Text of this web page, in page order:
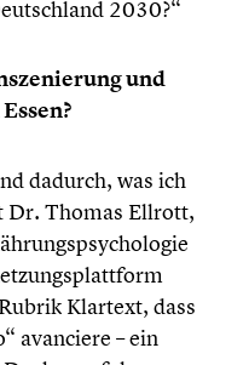
2030?“
und
dadurch, was ich
Dr. Thomas Ellrott,
Klartext, dass
avanciere – ein